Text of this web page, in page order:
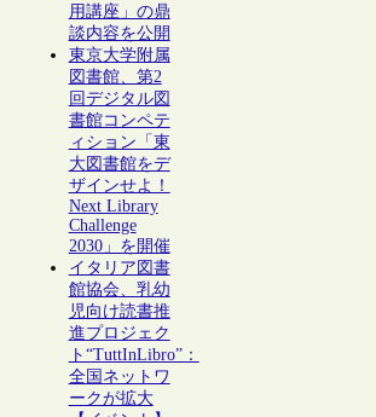
用講座」の鼎
談内容を公開
東京大学附属
図書館、第2
回デジタル図
書館コンペテ
ィション「東
大図書館をデ
ザインせよ！
Next Library
Challenge
2030」を開催
イタリア図書
館協会、乳幼
児向け読書推
進プロジェク
ト“TuttInLibro”：
全国ネットワ
ークが拡大